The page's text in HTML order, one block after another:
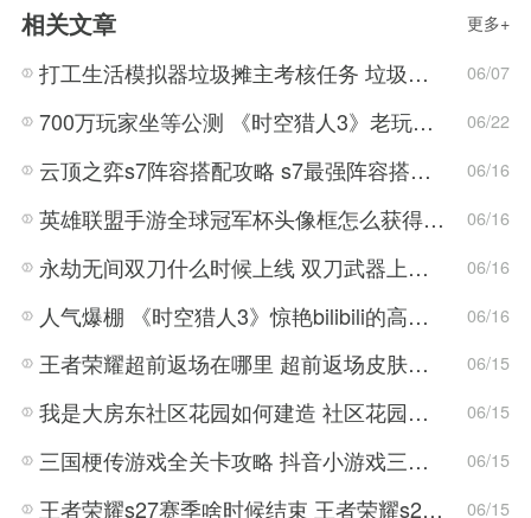
相关文章 更多+
打工生活模拟器垃圾摊主考核任务 垃圾摊主考核三攻略 06/07
700万玩家坐等公测 《时空猎人3》老玩家加速回归! 06/22
云顶之弈s7阵容搭配攻略 s7最强阵容搭配组成大全最新 06/16
英雄联盟手游全球冠军杯头像框怎么获得 LOL手游2022全球冠军杯头像框领取活动 06/16
永劫无间双刀什么时候上线 双刀武器上线时间说明与分享 06/16
人气爆棚 《时空猎人3》惊艳bilibili的高能游戏展发布会 06/16
王者荣耀超前返场在哪里 超前返场皮肤介绍与活动一览 06/15
我是大房东社区花园如何建造 社区花园建造有什么条件 06/15
三国梗传游戏全关卡攻略 抖音小游戏三国梗传全结局一览 06/15
王者荣耀s27赛季啥时候结束 王者荣耀s27结束时间 06/15